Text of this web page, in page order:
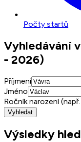
Počty startů
Vyhledávání
- 2026)
Příjmení
Jméno
Ročník narození
Vyhledat
Výsledky